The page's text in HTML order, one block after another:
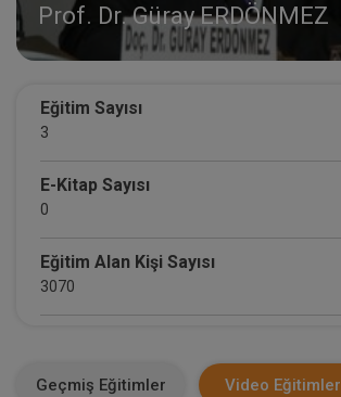
Prof. Dr. Güray ERDÖNMEZ
Eğitim Sayısı
3
E-Kitap Sayısı
0
Eğitim Alan Kişi Sayısı
3070
Geçmiş Eğitimler Video Eğitimler